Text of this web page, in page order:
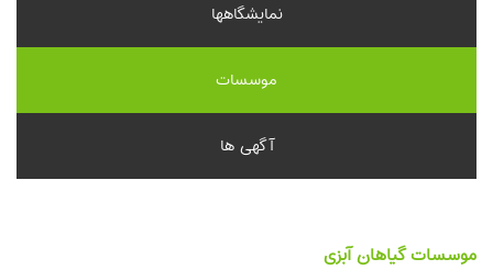
نمایشگاهها
موسسات
آگهی ها
موسسات گیاهان آبزی